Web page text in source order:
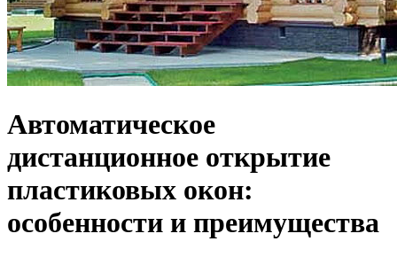
Автоматическое
дистанционное открытие
пластиковых окон:
особенности и преимущества